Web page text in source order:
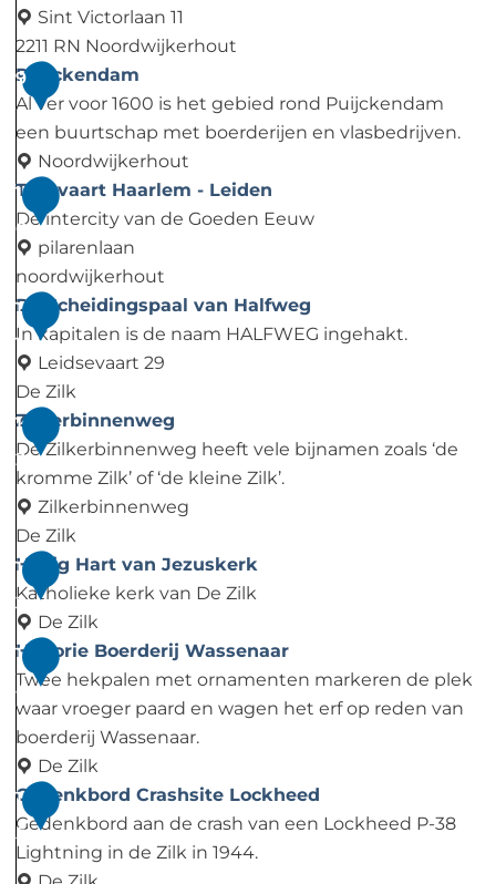
e
r
o
p
b
o
e
r
d
e
r
i
j
V
r
e
d
e
b
e
s
t
L
e
e
u
w
e
n
h
o
r
s
t
e
A
b
d
i
j
L
e
e
u
w
e
n
h
o
r
s
t
m
e
n
s
h
o
f
Sint Victorlaan 11
2211 RN Noordwijkerhout
S
i
n
t
V
i
c
t
o
r
k
e
r
k
9
Puijckendam
Al ver voor 1600 is het gebied rond Puijckendam
een buurtschap met boerderijen en vlasbedrijven.
Noordwijkerhout
P
u
i
j
c
k
e
n
d
a
m
1
0
Trekvaart Haarlem - Leiden
De intercity van de Goeden Eeuw
pilarenlaan
noordwijkerhout
T
r
e
k
v
a
a
r
t
H
a
a
r
l
e
m
-
L
e
i
1
1
De Scheidingspaal van Halfweg
In kapitalen is de naam HALFWEG ingehakt.
Leidsevaart 29
De Zilk
D
e
S
c
h
e
i
d
i
n
g
s
p
a
a
l
1
2
Zilkerbinnenweg
De Zilkerbinnenweg heeft vele bijnamen zoals ‘de
kromme Zilk’ of ‘de kleine Zilk’.
Zilkerbinnenweg
De Zilk
Z
i
l
k
e
r
b
i
n
n
e
1
3
Heilig Hart van Jezuskerk
Katholieke kerk van De Zilk
De Zilk
H
e
i
l
i
g
H
a
1
4
Historie Boerderij Wassenaar
Twee hekpalen met ornamenten markeren de plek
waar vroeger paard en wagen het erf op reden van
boerderij Wassenaar.
De Zilk
H
i
s
1
5
Gedenkbord Crashsite Lockheed
Gedenkbord aan de crash van een Lockheed P-38
Lightning in de Zilk in 1944.